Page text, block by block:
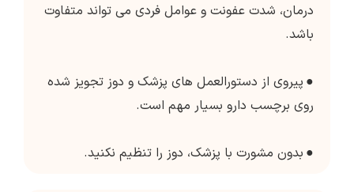
درمان، شدت عفونت و عوامل فردی می تواند متفاوت
باشد.
● پیروی از دستورالعمل های پزشک و دوز تجویز شده
روی برچسب دارو بسیار مهم است.
● بدون مشورت با پزشک، دوز را تنظیم نکنید.